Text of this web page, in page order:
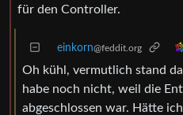
für den Controller.
einkorn@feddit.org
Oh kühl, vermutlich stand
habe noch nicht, weil die
abgeschlossen war. Hätte